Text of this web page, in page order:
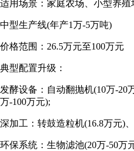
适用场景：家庭农场、小型养殖
中型生产线(年产1万-5万吨)
价格范围：26.5万元至100万元
典型配置升级：
发酵设备：自动翻抛机(10万-20
万-100万元);
深加工：转鼓造粒机(16.8万元)
环保系统：生物滤池(20万-50万